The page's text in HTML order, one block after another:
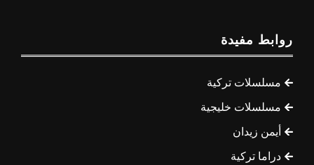
روابط مفيدة
مسلسلات تركية
مسلسلات خليجية
أيمن زيدان
دراما تركية